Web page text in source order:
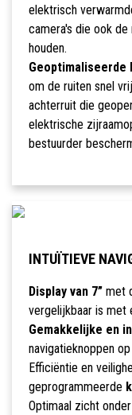
elektrisch
camera's die ook
houden.
Geoptimaliseerde
om de ruiten snel
achterruit die
elektrische
bestuurder
INTUÏTIEVE
Display van 7” met
vergelijkbaar is met
Gemakkelijke en
navigatieknoppen
Efficiëntie en
geprogrammeerde
Optimaal zicht